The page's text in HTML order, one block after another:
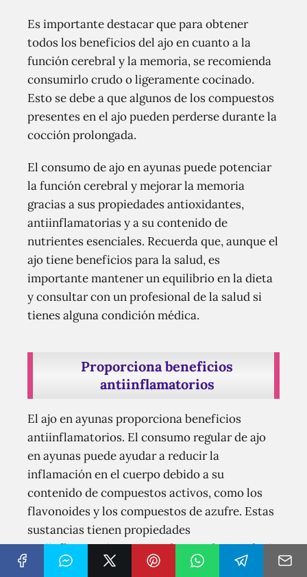
Es importante destacar que para obtener
todos los beneficios del ajo en cuanto a la
función cerebral y la memoria, se recomienda
consumirlo crudo o ligeramente cocinado.
Esto se debe a que algunos de los compuestos
presentes en el ajo pueden perderse durante la
cocción prolongada.
El consumo de ajo en ayunas puede potenciar
la función cerebral y mejorar la memoria
gracias a sus propiedades antioxidantes,
antiinflamatorias y a su contenido de
nutrientes esenciales. Recuerda que, aunque el
ajo tiene beneficios para la salud, es
importante mantener un equilibrio en la dieta
y consultar con un profesional de la salud si
tienes alguna condición médica.
Proporciona beneficios
antiinflamatorios
El ajo en ayunas proporciona beneficios
antiinflamatorios. El consumo regular de ajo
en ayunas puede ayudar a reducir la
inflamación en el cuerpo debido a su
contenido de compuestos activos, como los
flavonoides y los compuestos de azufre. Estas
sustancias tienen propiedades
antiinflamatorias que pueden ayudar a reducir
la hinchazón y la inflamación en diferentes